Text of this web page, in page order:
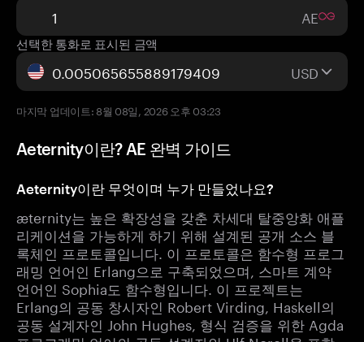
AE
선택한 통화로 표시된 금액
USD
마지막 업데이트: 8월 08일, 2026 오후 03:23
Aeternity이란? AE 완벽 가이드
Aeternity이란 무엇이며 누가 만들었나요?
æternity는 높은 확장성을 갖춘 차세대 탈중앙화 애플
리케이션을 가능하게 하기 위해 설계된 공개 소스 블
록체인 프로토콜입니다. 이 프로토콜은 함수형 프로그
래밍 언어인 Erlang으로 구축되었으며, 스마트 계약
언어인 Sophia도 함수형입니다. 이 프로젝트는
Erlang의 공동 창시자인 Robert Virding, Haskell의
공동 설계자인 John Hughes, 형식 검증을 위한 Agda